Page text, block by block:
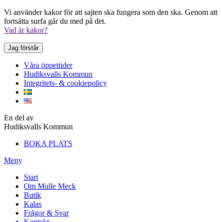
Vi använder kakor för att sajten ska fungera som den ska. Genom att
fortsätta surfa går du med på det.
Vad är kakor?
Jag förstår
Våra öppettider
Hudiksvalls Kommun
Integritets- & cookiepolicy
En del av
Hudiksvalls Kommun
BOKA PLATS
Meny
Start
Om Mulle Meck
Butik
Kalas
Frågor & Svar